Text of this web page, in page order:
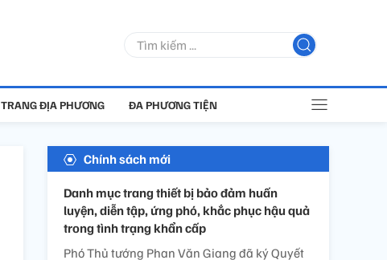
TRANG ĐỊA PHƯƠNG ĐA PHƯƠNG TIỆN
Chính sách mới
Danh mục trang thiết bị bảo đảm huấn
luyện, diễn tập, ứng phó, khắc phục hậu quả
trong tình trạng khẩn cấp
Phó Thủ tướng Phan Văn Giang đã ký Quyết